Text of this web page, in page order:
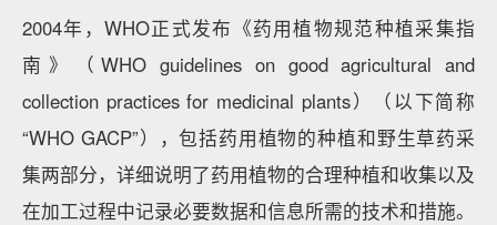
2004年，WHO正式发布《药用植物规范种植采集指
南》（WHO guidelines on good agricultural and
collection practices for medicinal plants）（以下简称
“WHO GACP”），包括药用植物的种植和野生草药采
集两部分，详细说明了药用植物的合理种植和收集以及
在加工过程中记录必要数据和信息所需的技术和措施。